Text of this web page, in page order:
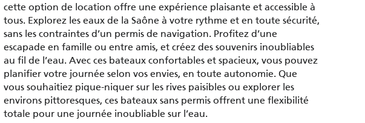
cette option de location offre une expérience plaisante et accessible à
tous. Explorez les eaux de la Saône à votre rythme et en toute sécurité,
sans les contraintes d’un permis de navigation. Profitez d’une
escapade en famille ou entre amis, et créez des souvenirs inoubliables
au fil de l’eau. Avec ces bateaux confortables et spacieux, vous pouvez
planifier votre journée selon vos envies, en toute autonomie. Que
vous souhaitiez pique-niquer sur les rives paisibles ou explorer les
environs pittoresques, ces bateaux sans permis offrent une flexibilité
totale pour une journée inoubliable sur l’eau.